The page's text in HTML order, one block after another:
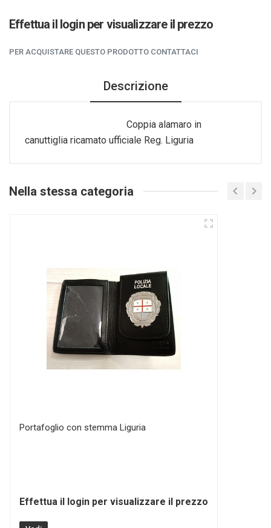
Effettua il login per visualizzare il prezzo
PER ACQUISTARE QUESTO PRODOTTO CONTATTACI
Descrizione
Coppia alamaro in
canuttiglia ricamato ufficiale Reg. Liguria
Nella stessa categoria
Portafoglio con stemma Liguria
Effettua il login per visualizzare il prezzo